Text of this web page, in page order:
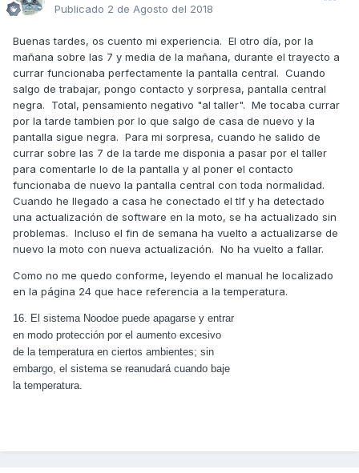
Publicado 2 de Agosto del 2018
Buenas tardes, os cuento mi experiencia. El otro día, por la
mañana sobre las 7 y media de la mañana, durante el trayecto a
currar funcionaba perfectamente la pantalla central. Cuando
salgo de trabajar, pongo contacto y sorpresa, pantalla central
negra. Total, pensamiento negativo "al taller". Me tocaba currar
por la tarde tambien por lo que salgo de casa de nuevo y la
pantalla sigue negra. Para mi sorpresa, cuando he salido de
currar sobre las 7 de la tarde me disponia a pasar por el taller
para comentarle lo de la pantalla y al poner el contacto
funcionaba de nuevo la pantalla central con toda normalidad.
Cuando he llegado a casa he conectado el tlf y ha detectado
una actualización de software en la moto, se ha actualizado sin
problemas. Incluso el fin de semana ha vuelto a actualizarse de
nuevo la moto con nueva actualización. No ha vuelto a fallar.
Como no me quedo conforme, leyendo el manual he localizado
en la página 24 que hace referencia a la temperatura.
16. El sistema Noodoe puede apagarse y entrar
en modo protección por el aumento excesivo
de la temperatura en ciertos ambientes; sin
embargo, el sistema se reanudará cuando baje
la temperatura.